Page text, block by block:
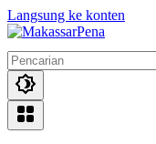
Langsung ke konten